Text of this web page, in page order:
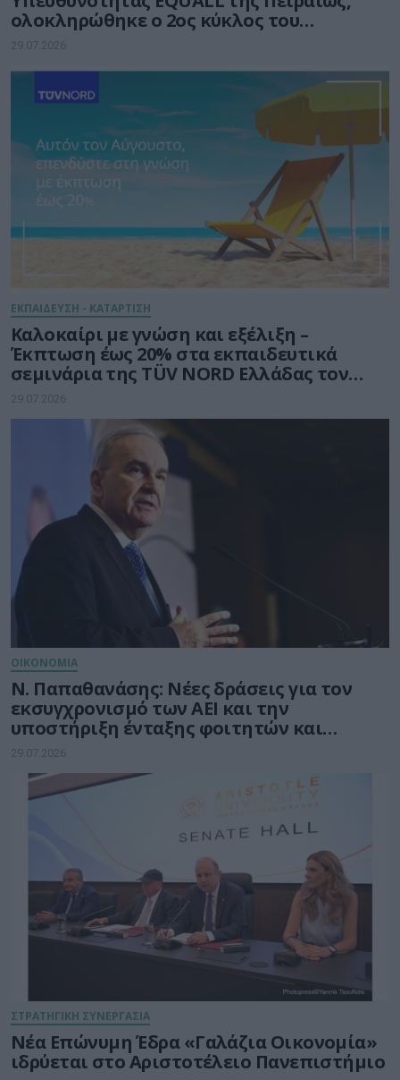
ολοκληρώθηκε ο 2ος κύκλος του
προγράμματος GenAI Empowered
29.07.2026
ΕΚΠΑΙΔΕΥΣΗ - ΚΑΤΑΡΤΙΣΗ
Καλοκαίρι με γνώση και εξέλιξη –
Έκπτωση έως 20% στα εκπαιδευτικά
σεμινάρια της TÜV NORD Ελλάδας τον
Αύγουστο
29.07.2026
ΟΙΚΟΝΟΜΙΑ
Ν. Παπαθανάσης: Νέες δράσεις για τον
εκσυγχρονισμό των ΑΕΙ και την
υποστήριξη ένταξης φοιτητών και
φοιτητριών στην αγορά εργασίας
29.07.2026
ΣΤΡΑΤΗΓΙΚΗ ΣΥΝΕΡΓΑΣΙΑ
Νέα Επώνυμη Έδρα «Γαλάζια Οικονομία»
ιδρύεται στο Αριστοτέλειο Πανεπιστήμιο